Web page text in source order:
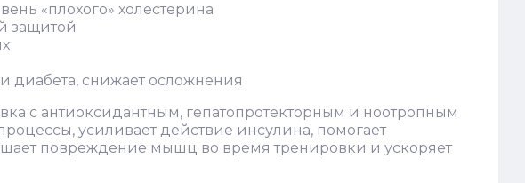
«плохого» холестерина
защитой
диабета, снижает осложнения
с антиоксидантным, гепатопротекторным и ноотропным
усиливает действие инсулина, помогает
повреждение мышц во время тренировки и ускоряет